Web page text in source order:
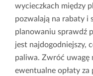
wycieczkach między
pozwalają na rabaty i
planowaniu sprawdź
jest najdogodniejszy,
paliwa. Zwróć
ewentualne opłaty za